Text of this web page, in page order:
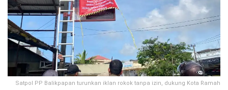
Satpol PP Balikpapan turunkan iklan rokok tanpa izin, dukung Kota Ramah